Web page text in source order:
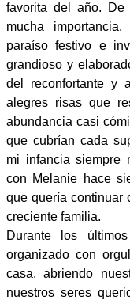
favorita del año. De
mucha
paraíso festivo e
grandioso y
del reconfortante y
alegres risas que
abundancia casi
que cubrían cada
mi infancia siempre
con Melanie hace
que quería continuar
creciente familia.
Durante los
organizado con
casa, abriendo
nuestros seres